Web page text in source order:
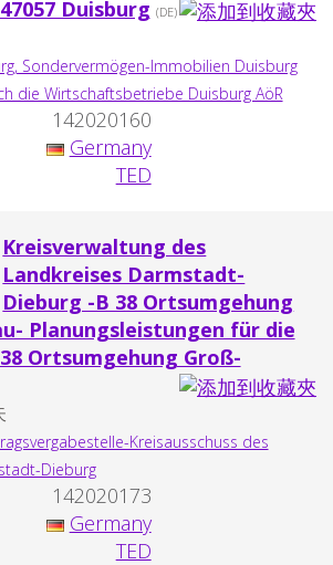
Duisburg (DE)
Sondervermögen-Immobilien Duisburg
die Wirtschaftsbetriebe Duisburg AöR
142020160
Germany
TED
Kreisverwaltung des
Landkreises Darmstadt-
Dieburg -B 38 Ortsumgehung
Planungsleistungen für die
Ortsumgehung Groß-
Kreisausschuss des
Dieburg
142020173
Germany
TED